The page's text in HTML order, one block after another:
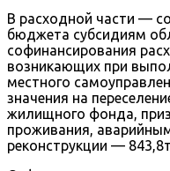
В расходной части —
бюджета субсидиям
софинансирования
возникающих при
местного
значения на
жилищного фонда,
проживания,
реконструкции —